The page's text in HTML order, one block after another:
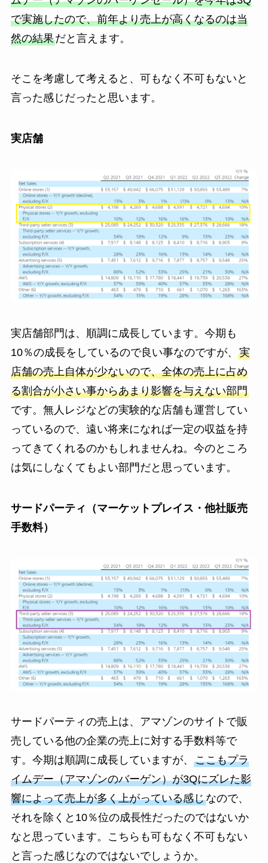
で実施したので、前年より売上が高くなるのは当
然の結果だと言えます。
そこを考慮して考えると、可もなく不可もないと
言った感じだったと思います。
実店舗
実店舗部門は、順調に成長しています。今期も
10％の成長をしているので良い事なのですが、 実
店舗の売上自体が少ないので、全体の売上に占め
る割合が小さい事からあまり影響を与えない部門
です。無人レジなどの実験的な店舗も運営してい
っているので、遠い将来になれば一定の収益を持
ってきてくれるのかもしれませんね。今のところ
は気にしなくてもよい部門だと思っています。
サードパーティ（マーケットプレイス・他社販売
手数料）
サードパーティの売上は、アマゾンのサイトで販
売している他の企業の売上に対する手数料等で
す。今期は順調に成長していますが、 ここもプラ
イムデー（アマゾンのバーゲン）が3Qにズレた影
響によって売上が多く上がっている感じなので、
それを除くと10％位の成長性だったのではないか
なと思っています。こちらも可もなく不可もない
と言った感じなのではないでしょうか。